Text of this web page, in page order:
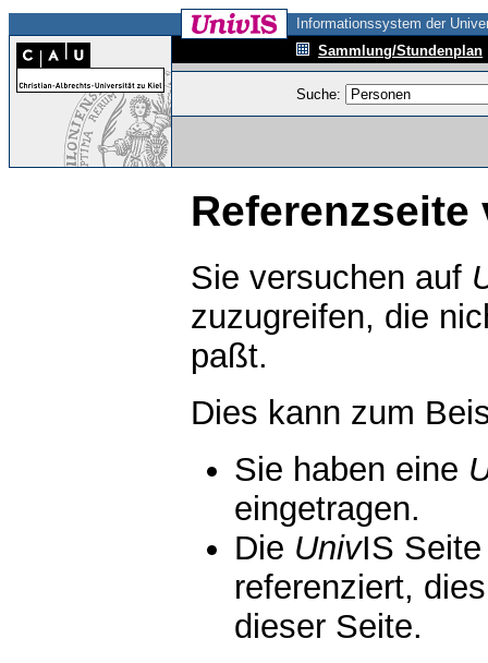
Informationssystem der
Sammlung/Stundenplan
Suche:
Referenzseite
Sie versuchen auf
zuzugreifen, die
paßt.
Dies kann zum
Sie haben eine
eingetragen.
Die UnivIS
referenziert,
dieser Seite.